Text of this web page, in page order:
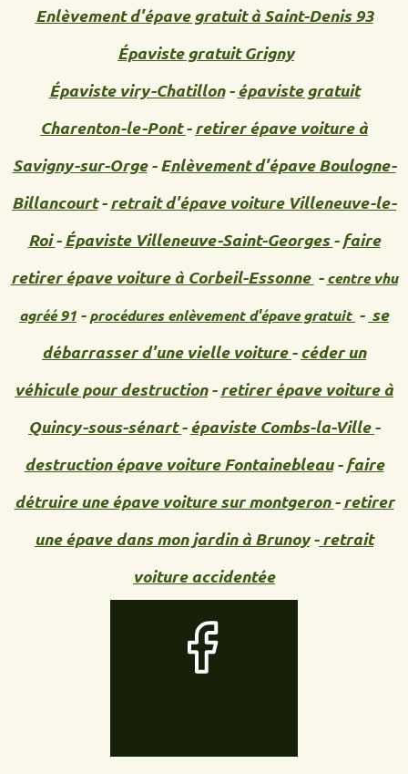
Enlèvement d'épave gratuit à Saint-Denis 93
Épaviste gratuit Grigny
Épaviste viry-Chatillon-épaviste gratuit
Charenton-le-Pont-retirer épave voiture à
Savigny-sur-Orge- Enlèvement d'épave Boulogne-
Billancourt-retrait d'épave voiture Villeneuve-le-
Roi-Épaviste Villeneuve-Saint-Georges-faire
retirer épave voiture à Corbeil-Essonne -centre vhu
agréé 91 -procédures enlèvement d'épave gratuit - se
débarrasser d'une vielle voiture-céder un
véhicule pour destruction-retirer épave voiture à
Quincy-sous-sénart-épaviste Combs-la-Ville-
destruction épave voiture Fontainebleau-faire
détruire une épave voiture sur montgeron-retirer
une épave dans mon jardin à Brunoy-retrait
voiture accidentée